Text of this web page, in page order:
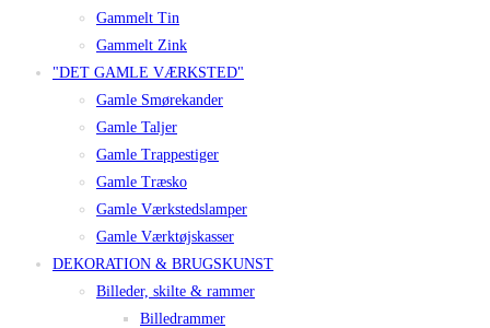
Gammelt Tin
Gammelt Zink
"DET GAMLE VÆRKSTED"
Gamle Smørekander
Gamle Taljer
Gamle Trappestiger
Gamle Træsko
Gamle Værkstedslamper
Gamle Værktøjskasser
DEKORATION & BRUGSKUNST
Billeder, skilte & rammer
Billedrammer